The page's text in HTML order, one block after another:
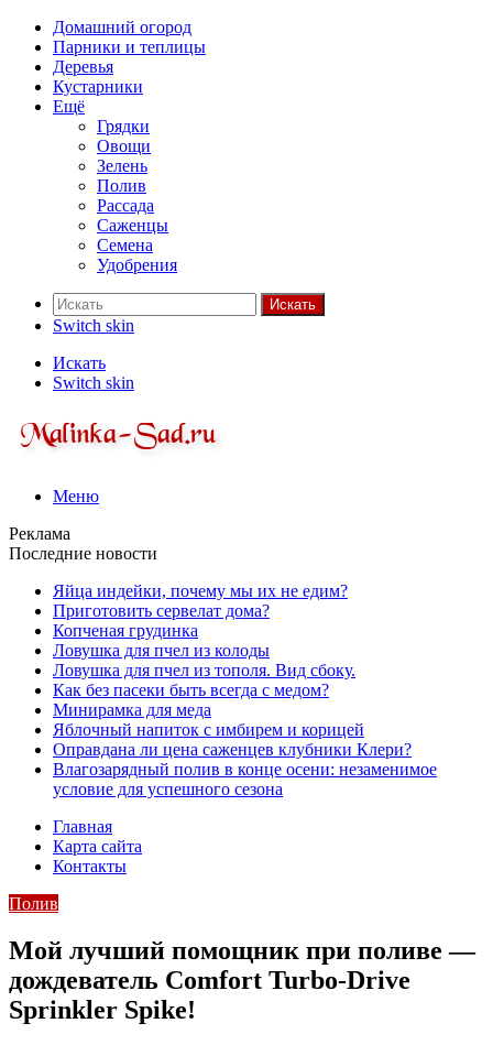
Домашний огород
Парники и теплицы
Деревья
Кустарники
Ещё
Грядки
Овощи
Зелень
Полив
Рассада
Саженцы
Семена
Удобрения
Искать
Switch skin
Искать
Switch skin
Меню
Реклама
Последние новости
Яйца индейки, почему мы их не едим?
Приготовить сервелат⁠⁠ дома?
Копченая грудинка
Ловушка для пчел из колоды
Ловушка для пчел из тополя. Вид сбоку.
Как без пасеки быть всегда с медом?
Минирамка для меда
Яблочный напиток с имбирем и корицей
Оправдана ли цена саженцев клубники Клери?
Влагозарядный полив в конце осени: незаменимое
условие для успешного сезона
Главная
Карта сайта
Контакты
Полив
Мой лучший помощник при поливе —
дождеватель Comfort Turbo-Drive
Sprinkler Spike!